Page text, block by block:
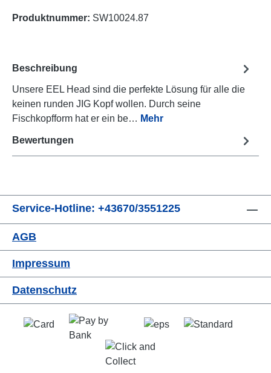
Produktnummer: SW10024.87
Beschreibung
Unsere EEL Head sind die perfekte Lösung für alle die
keinen runden JIG Kopf wollen. Durch seine
Fischkopfform hat er ein be… Mehr
Bewertungen
Service-Hotline: +43670/3551225
AGB
Impressum
Datenschutz